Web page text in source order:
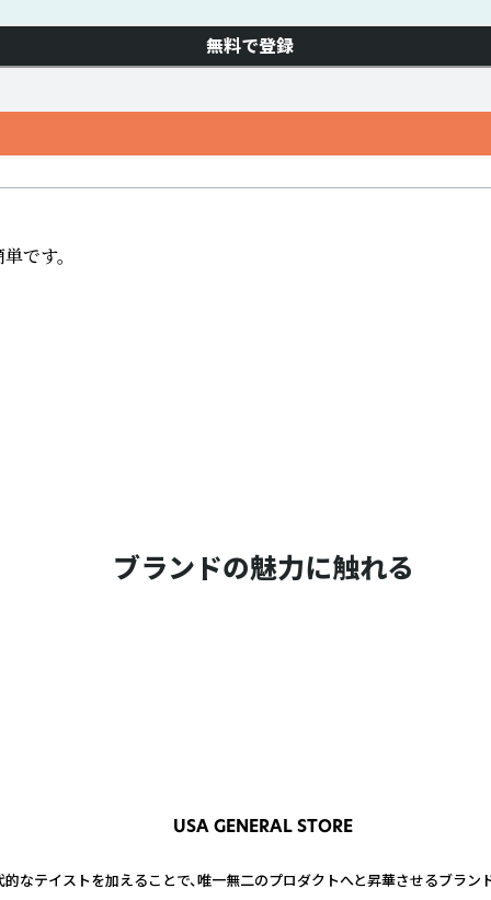
無料で登録
です。
ブランドの魅力に触れる
USA GENERAL STORE
なテイストを加えることで、唯一無二のプロダクトへと昇華させるブラン